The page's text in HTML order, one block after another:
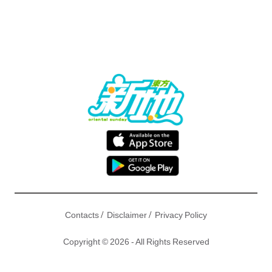
Contacts/ Disclaimer/ Privacy Policy
Copyright © 2026 - All Rights Reserved